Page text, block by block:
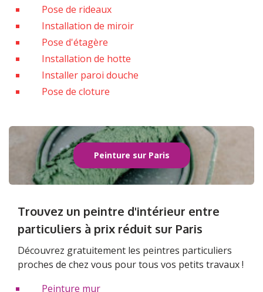
Pose de rideaux
Installation de miroir
Pose d'étagère
Installation de hotte
Installer paroi douche
Pose de cloture
Peinture sur Paris
Trouvez un peintre d'intérieur entre
particuliers à prix réduit sur Paris
Découvrez gratuitement les peintres particuliers
proches de chez vous pour tous vos petits travaux !
Peinture mur